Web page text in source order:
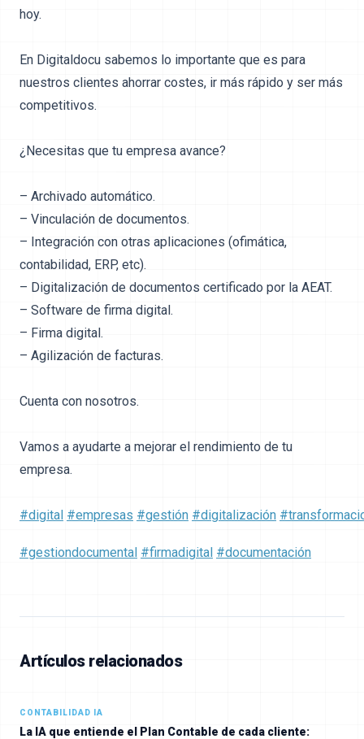
hoy.
En Digitaldocu sabemos lo importante que es para
nuestros clientes ahorrar costes, ir más rápido y ser más
competitivos.
¿Necesitas que tu empresa avance?
– Archivado automático.
– Vinculación de documentos.
– Integración con otras aplicaciones (ofimática,
contabilidad, ERP, etc).
– Digitalización de documentos certificado por la AEAT.
– Software de firma digital.
– Firma digital.
– Agilización de facturas.
Cuenta con nosotros.
Vamos a ayudarte a mejorar el rendimiento de tu
empresa.
#digital #empresas #gestión #digitalización
#gestiondocumental #firmadigital #documentación
Artículos relacionados
CONTABILIDAD IA
La IA que entiende el Plan Contable de cada cliente: